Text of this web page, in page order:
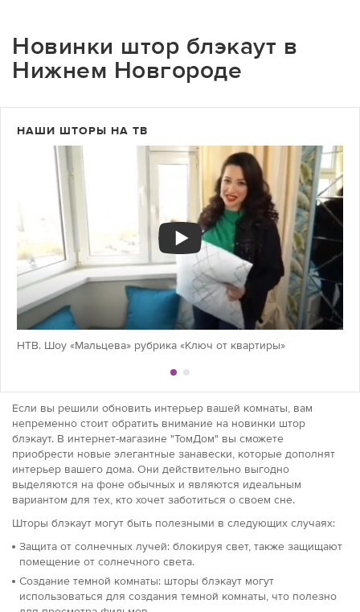
Новинки штор блэкаут в
Нижнем Новгороде
НАШИ ШТОРЫ НА ТВ
НТВ. Шоу «Мальцева» рубрика «Ключ от квартиры»
Если вы решили обновить интерьер вашей комнаты, вам
непременно стоит обратить внимание на новинки штор
блэкаут. В интернет-магазине "ТомДом" вы сможете
приобрести новые элегантные занавески, которые дополнят
интерьер вашего дома. Они действительно выгодно
выделяются на фоне обычных и являются идеальным
вариантом для тех, кто хочет заботиться о своем сне.
Шторы блэкаут могут быть полезными в следующих случаях:
Защита от солнечных лучей: блокируя свет, также защищают
помещение от солнечного света.
Создание темной комнаты: шторы блэкаут могут
использоваться для создания темной комнаты, что полезно